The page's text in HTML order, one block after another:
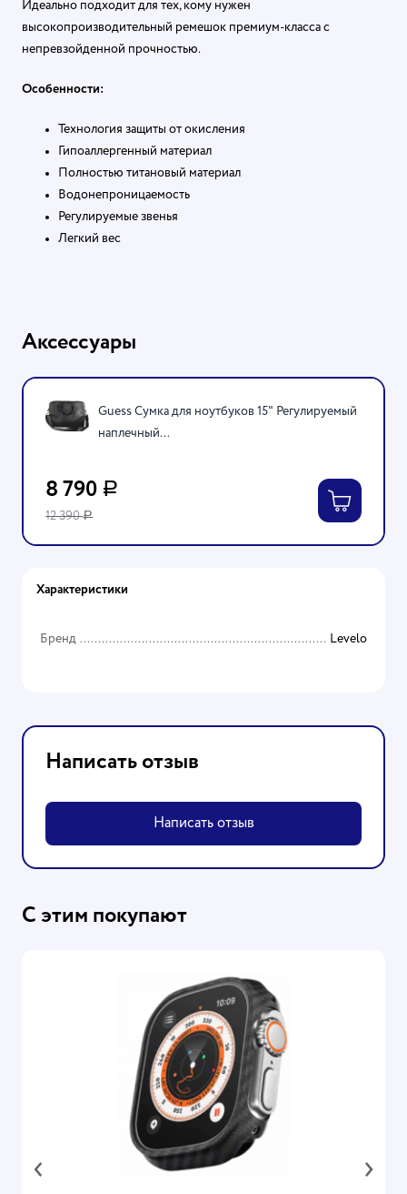
Идеально подходит для тех, кому нужен
высокопроизводительный ремешок премиум-класса с
непревзойденной прочностью.
Особенности:
Технология защиты от окисления
Гипоаллергенный материал
Полностью титановый материал
Водонепроницаемость
Регулируемые звенья
Легкий вес
Аксессуары
Guess Сумка для ноутбуков 15" Регулируемый
наплечный...
8 790 Р
12 390Р
Характеристики
Бренд Levelo
Написать отзыв
Написать отзыв
С этим покупают
‹ ›